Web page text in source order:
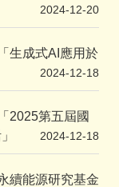
2024-12-20
生成式AI應用於
2024-12-18
2025第五屆國
2024-12-18
續能源研究基金